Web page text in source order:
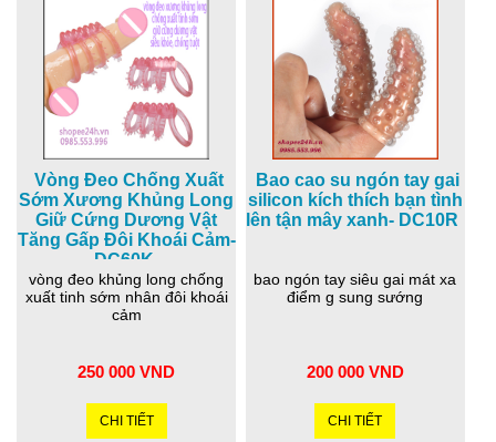
Vòng Đeo Chống Xuất
Sớm Xương Khủng Long
Giữ Cứng Dương Vật
Tăng Gấp Đôi Khoái Cảm-
DC60K
vòng đeo khủng long chống
xuất tinh sớm nhân đôi khoái
cảm
250 000 VND
CHI TIẾT
Bao cao su ngón tay gai
silicon kích thích bạn tình
lên tận mây xanh- DC10R
bao ngón tay siêu gai mát xa
điểm g sung sướng
200 000 VND
CHI TIẾT